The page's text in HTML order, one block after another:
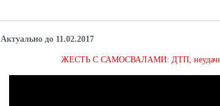
Актуально до 11.02.2017
ЖЕСТЬ С САМОСВАЛАМИ: ДТП,